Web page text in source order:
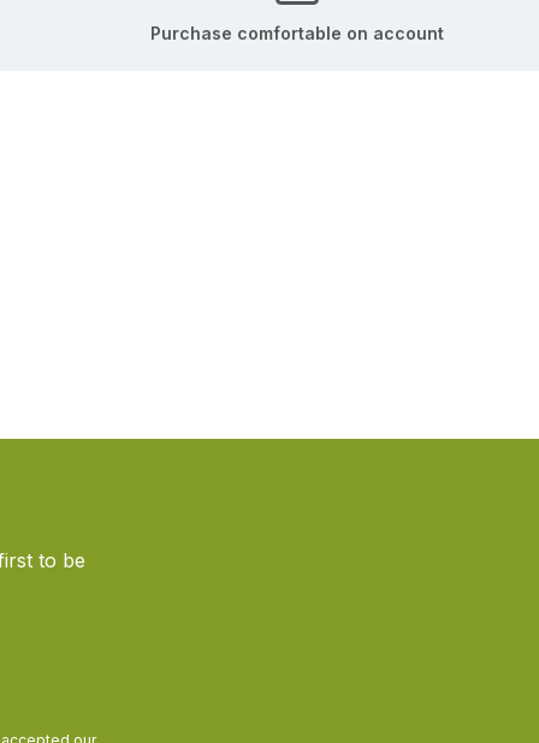
Purchase comfortable on account
to be